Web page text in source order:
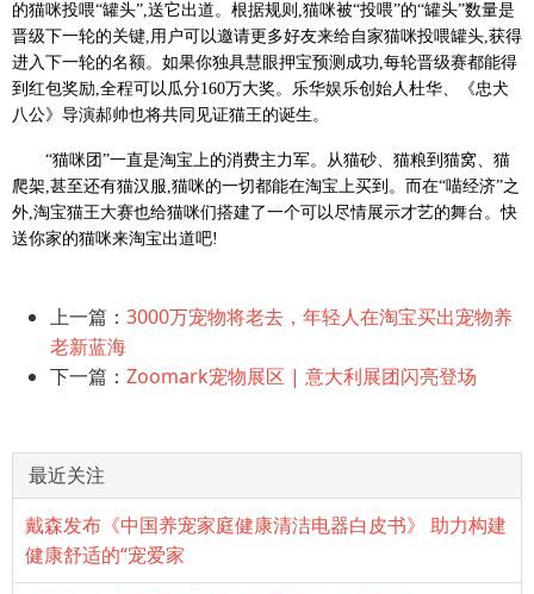
的猫咪投喂“罐头”,送它出道。根据规则,猫咪被“投喂”的“罐头”数量是
晋级下一轮的关键,用户可以邀请更多好友来给自家猫咪投喂罐头,获得
进入下一轮的名额。如果你独具慧眼押宝预测成功,每轮晋级赛都能得
到红包奖励,全程可以瓜分160万大奖。乐华娱乐创始人杜华、《忠犬
八公》导演郝帅也将共同见证猫王的诞生。
“猫咪团”一直是淘宝上的消费主力军。从猫砂、猫粮到猫窝、猫
爬架,甚至还有猫汉服,猫咪的一切都能在淘宝上买到。而在“喵经济”之
外,淘宝猫王大赛也给猫咪们搭建了一个可以尽情展示才艺的舞台。快
送你家的猫咪来淘宝出道吧!
上一篇： 3000万宠物将老去，年轻人在淘宝买出宠物养
老新蓝海
下一篇： Zoomark宠物展区 | 意大利展团闪亮登场
最近关注
戴森发布《中国养宠家庭健康清洁电器白皮书》 助力构建
健康舒适的“宠爱家